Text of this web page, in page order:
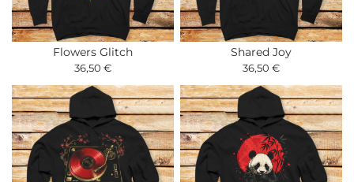
Flowers Glitch
36,50 €
Shared Joy
36,50 €